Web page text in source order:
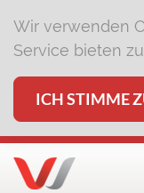
Wir verwenden
Service bieten
ICH STIMME